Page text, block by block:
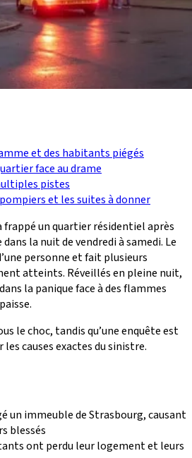
et des habitants piégés
face au drame
pistes
et les suites à donner
frappé un quartier résidentiel après
la nuit de vendredi à samedi. Le
personne et fait plusieurs
atteints. Réveillés en pleine nuit,
la panique face à des flammes
le choc, tandis qu’une enquête est
causes exactes du sinistre.
un immeuble de Strasbourg, causant
blessés
ont perdu leur logement et leurs